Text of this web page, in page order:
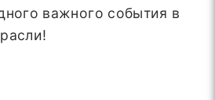
важного события в